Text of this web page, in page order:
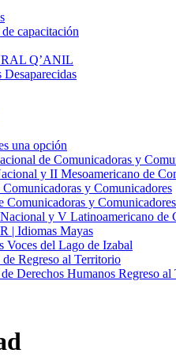
capacitación
Q’ANIL
Desaparecidas
una opción
de Comunicadoras y
y II Mesoamericano de
y Comunicadores
Comunicadoras y
y V Latinoamericano de
| Idiomas Mayas
Voces del Lago de Izabal
de Regreso al Territorio
Derechos Humanos Regreso al